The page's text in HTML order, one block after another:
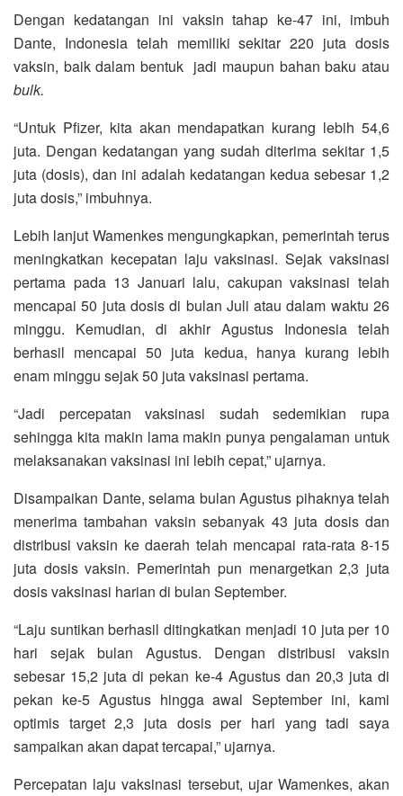
Dengan kedatangan ini vaksin tahap ke-47 ini, imbuh
Dante, Indonesia telah memiliki sekitar 220 juta dosis
vaksin, baik dalam bentuk jadi maupun bahan baku atau
bulk.
“Untuk Pfizer, kita akan mendapatkan kurang lebih 54,6
juta. Dengan kedatangan yang sudah diterima sekitar 1,5
juta (dosis), dan ini adalah kedatangan kedua sebesar 1,2
juta dosis,” imbuhnya.
Lebih lanjut Wamenkes mengungkapkan, pemerintah terus
meningkatkan kecepatan laju vaksinasi. Sejak vaksinasi
pertama pada 13 Januari lalu, cakupan vaksinasi telah
mencapai 50 juta dosis di bulan Juli atau dalam waktu 26
minggu. Kemudian, di akhir Agustus Indonesia telah
berhasil mencapai 50 juta kedua, hanya kurang lebih
enam minggu sejak 50 juta vaksinasi pertama.
“Jadi percepatan vaksinasi sudah sedemikian rupa
sehingga kita makin lama makin punya pengalaman untuk
melaksanakan vaksinasi ini lebih cepat,” ujarnya.
Disampaikan Dante, selama bulan Agustus pihaknya telah
menerima tambahan vaksin sebanyak 43 juta dosis dan
distribusi vaksin ke daerah telah mencapai rata-rata 8-15
juta dosis vaksin. Pemerintah pun menargetkan 2,3 juta
dosis vaksinasi harian di bulan September.
“Laju suntikan berhasil ditingkatkan menjadi 10 juta per 10
hari sejak bulan Agustus. Dengan distribusi vaksin
sebesar 15,2 juta di pekan ke-4 Agustus dan 20,3 juta di
pekan ke-5 Agustus hingga awal September ini, kami
optimis target 2,3 juta dosis per hari yang tadi saya
sampaikan akan dapat tercapai,” ujarnya.
Percepatan laju vaksinasi tersebut, ujar Wamenkes, akan